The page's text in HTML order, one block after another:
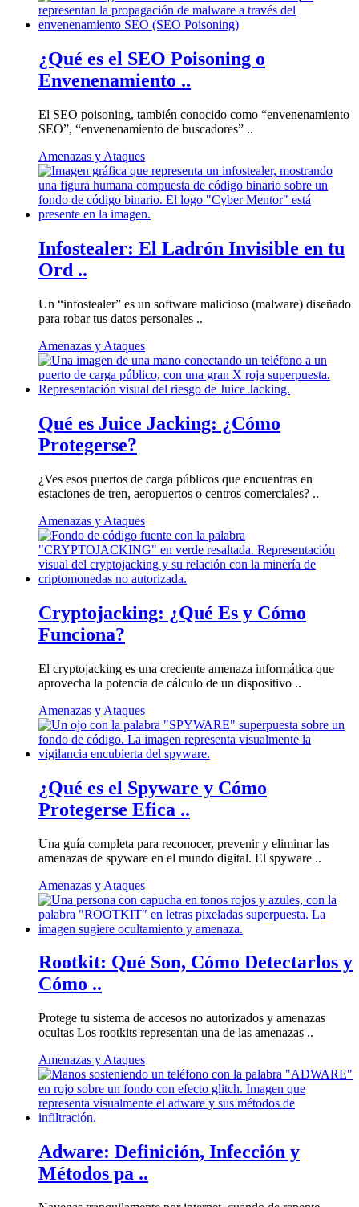
¿Qué es el SEO Poisoning o
Envenenamiento ..
El SEO poisoning, también conocido como “envenenamiento
SEO”, “envenenamiento de buscadores” ..
Amenazas y Ataques
Infostealer: El Ladrón Invisible en tu
Ord ..
Un “infostealer” es un software malicioso (malware) diseñado
para robar tus datos personales ..
Amenazas y Ataques
Qué es Juice Jacking: ¿Cómo
Protegerse?
¿Ves esos puertos de carga públicos que encuentras en
estaciones de tren, aeropuertos o centros comerciales? ..
Amenazas y Ataques
Cryptojacking: ¿Qué Es y Cómo
Funciona?
El cryptojacking es una creciente amenaza informática que
aprovecha la potencia de cálculo de un dispositivo ..
Amenazas y Ataques
¿Qué es el Spyware y Cómo
Protegerse Efica ..
Una guía completa para reconocer, prevenir y eliminar las
amenazas de spyware en el mundo digital. El spyware ..
Amenazas y Ataques
Rootkit: Qué Son, Cómo Detectarlos y
Cómo ..
Protege tu sistema de accesos no autorizados y amenazas
ocultas Los rootkits representan una de las amenazas ..
Amenazas y Ataques
Adware: Definición, Infección y
Métodos pa ..